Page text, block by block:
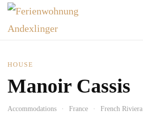
Zum Hauptinhalt springen
HOUSE
Manoir Cassis
Accommodations France French Riviera